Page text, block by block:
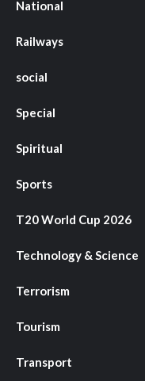
National
Railways
social
Special
Spiritual
Sports
T20 World Cup 2026
Technology & Science
Terrorism
Tourism
Transport